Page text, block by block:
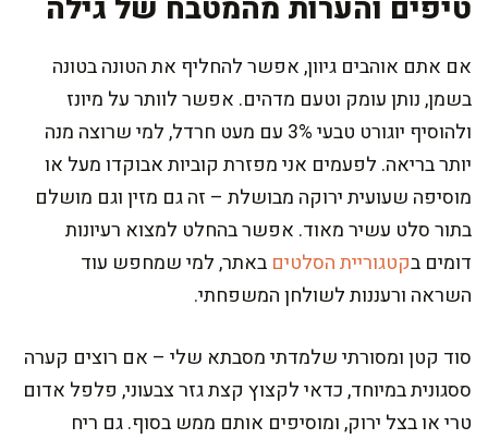
טיפים והערות מהמטבח של גילה
אם אתם אוהבים גיוון, אפשר להחליף את הטונה בטונה
בשמן, נותן עומק וטעם מדהים. אפשר לוותר על מיונז
ולהוסיף יוגורט טבעי 3% עם מעט חרדל, למי שרוצה מנה
יותר בריאה. לפעמים אני מפזרת קוביות אבוקדו מעל או
מוסיפה שעועית ירוקה מבושלת – זה גם מזין וגם מושלם
בתור סלט עשיר מאוד. אפשר בהחלט למצוא רעיונות
דומים בקטגוריית הסלטים באתר, למי שמחפש עוד
השראה ורעננות לשולחן המשפחתי.
סוד קטן ומסורתי שלמדתי מסבתא שלי – אם רוצים קערה
ססגונית במיוחד, כדאי לקצוץ קצת גזר צבעוני, פלפל אדום
טרי או בצל ירוק, ומוסיפים אותם ממש בסוף. גם ריח